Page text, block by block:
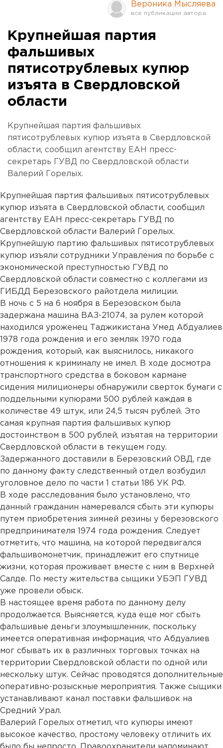
Вероника Мысляева
Крупнейшая партия
фальшивых
пятисотрублевых купюр
изъята в Свердловской
области
Крупнейшая партия фальшивых
пятисотрублевых купюр изъята в Свердловской
области, сообщил агентству ЕАН пресс-
секретарь ГУВД по Свердловской области
Валерий Горелых.
Крупнейшая партия фальшивых пятисотрублевых
купюр изъята в Свердловской области, сообщил
агентству ЕАН пресс-секретарь ГУВД по
Свердловской области Валерий Горелых.
Крупнейшую партию фальшивых пятисотрублевых
купюр изъяли сотрудники Управления по борьбе с
экономической преступностью ГУВД по
Свердловской области совместно с коллегами из
ГИБДД Березовского райотдела милиции.
В ночь с 5 на 6 ноября в Березовском была
задержана машина ВАЗ-21074, за рулем которой
находился уроженец Таджикистана Умед Абдуалиев
1978 года рождения и его земляк 1970 года
рождения, который, как выяснилось, никакого
отношения к криминалу не имел. В ходе досмотра
транспортного средства в боковом кармане
сидения милиционеры обнаружили сверток бумаги с
поддельными купюрами 500 рублей каждая в
количестве 49 штук, или 24,5 тысяч рублей. Это
самая крупная партия фальшивых купюр
достоинством в 500 рублей, изъятая на территории
Свердловской области в текущем году.
Задержанного доставили в Березовский ОВД, где
по данному факту следственный отдел возбудил
уголовное дело по части 1 статьи 186 УК РФ.
В ходе расследования было установлено, что
данный гражданин намеревался сбыть эти купюры
путем приобретения зимней резины у березовского
предпринимателя 1974 года рождения. Следует
отметить, что машина, на которой передвигался
фальшивомонетчик, принадлежит его спутнице
жизни, которая проживает вместе с ним в Верхней
Салде. По месту жительства сыщики УБЭП ГУВД
уже провели обыск.
В настоящее время работа по данному делу
продолжается. Выясняется, куда еще мог сбыть
фальшивые деньги злоумышленник, поскольку
имеется оперативная информация, что Абдуалиев
мог сбывать их в различных торговых точках на
территории Свердловской области по одной или
нескольку штук. Сейчас проводятся дополнительные
оперативно-розыскные мероприятия. Также сыщики
устанавливают канал поставки фальшивок на
Средний Урал.
Валерий Горелых отметил, что купюры имеют
высокое качество, простому человеку отличить их